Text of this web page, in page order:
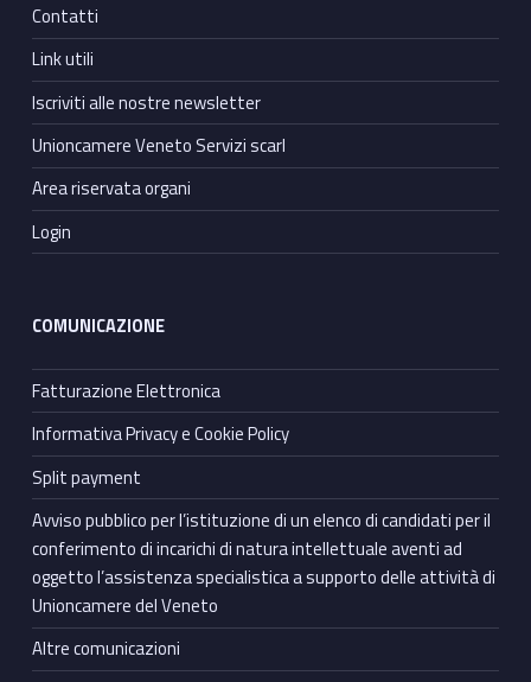
Contatti
Link utili
Iscriviti alle nostre newsletter
Unioncamere Veneto Servizi scarl
Area riservata organi
Login
COMUNICAZIONE
Fatturazione Elettronica
Informativa Privacy e Cookie Policy
Split payment
Avviso pubblico per l’istituzione di un elenco di candidati per il
conferimento di incarichi di natura intellettuale aventi ad
oggetto l’assistenza specialistica a supporto delle attività di
Unioncamere del Veneto
Altre comunicazioni